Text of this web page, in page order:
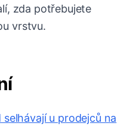
zda potřebujete
vrstvu.
u prodejců na